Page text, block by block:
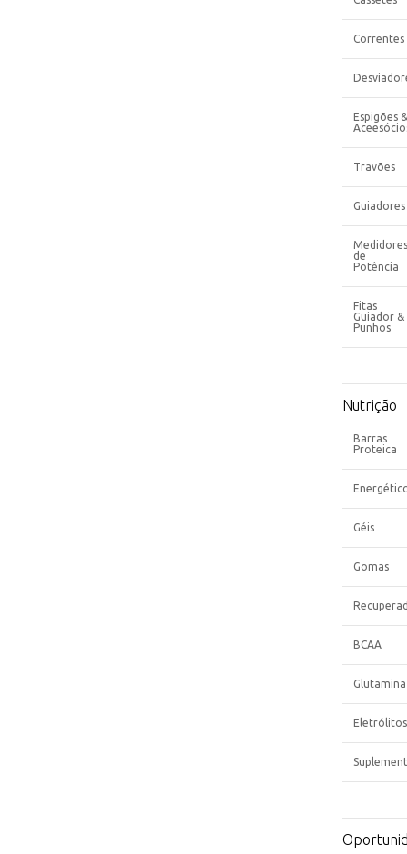
Correntes
Espigões &
Travões
Guiadores
Medidores
de
Potência
Fitas
Guiador &
Punhos
Nutrição
Barras
Proteica
Géis
Gomas
BCAA
Glutamina
Eletrólitos